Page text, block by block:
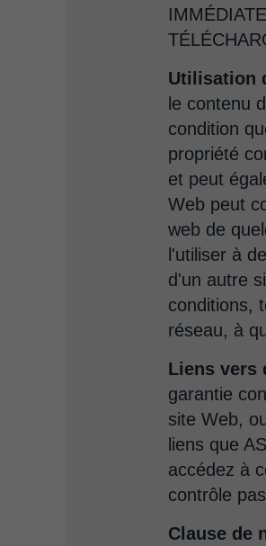
Utilisation
le contenu
condition
propriété
et peut
Web peut
web de
l'utiliser à
d'un autre
conditions,
réseau, à
Liens vers
garantie
site Web,
liens que
accédez à
contrôle
Clause de